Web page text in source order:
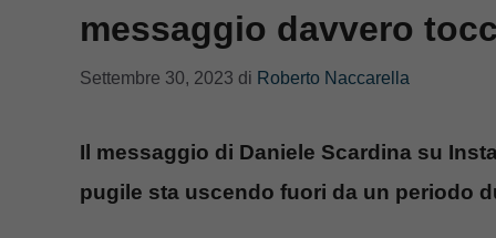
messaggio davvero
Settembre 30, 2023 di Roberto Naccarella
Il messaggio di Daniele Scardina su
pugile sta uscendo fuori da un periodo